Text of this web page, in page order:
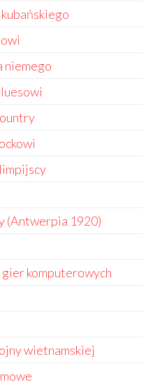
niemego
(Antwerpia 1920)
komputerowych
wietnamskiej